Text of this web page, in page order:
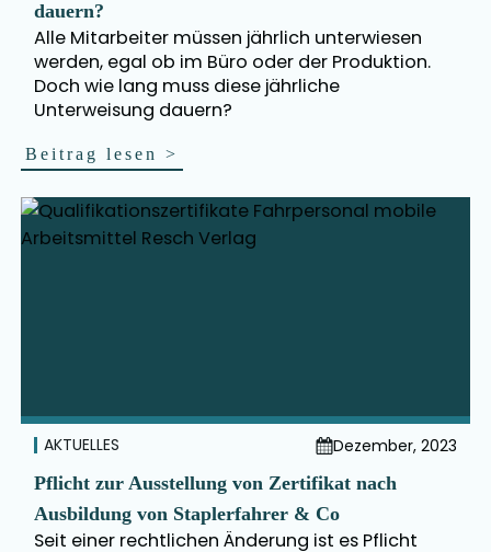
dauern?
Alle Mitarbeiter müssen jährlich unterwiesen
werden, egal ob im Büro oder der Produktion.
Doch wie lang muss diese jährliche
Unterweisung dauern?
Beitrag lesen>
AKTUELLES
Dezember, 2023
Pflicht zur Ausstellung von Zertifikat nach
Ausbildung von Staplerfahrer & Co
Seit einer rechtlichen Änderung ist es Pflicht